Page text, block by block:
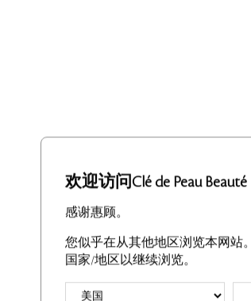
评价 问
欢迎访问Clé de Peau Beauté
感谢惠顾。
您似乎在从其他地区浏览本网站
国家/地区以继续浏览。